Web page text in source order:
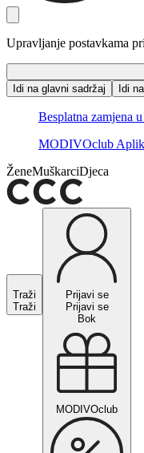
Upravljanje postavkama
Idi na glavni sadržaj
Idi
Besplatna zamjena
MODIVOclub
ŽeneMuškarciDjeca
Traži
Traži
Prijavi se
Prijavi se
Bok
MODIVOclub